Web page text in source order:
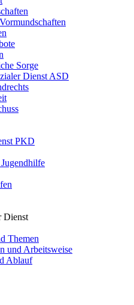
Sorge
Dienst ASD
PKD
Dienst
Themen
und Arbeitsweise
Ablauf